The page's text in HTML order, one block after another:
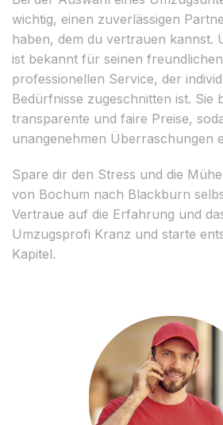
wichtig, einen zuverlässigen
haben, dem du vertrauen kannst.
ist bekannt für seinen
professionellen Service, der
Bedürfnisse zugeschnitten ist. Sie
transparente und faire Preise,
unangenehmen Überraschungen
Spare dir den Stress und die
von Bochum nach Blackburn
Vertraue auf die Erfahrung und
Umzugsprofi Kranz und starte
Kapitel.